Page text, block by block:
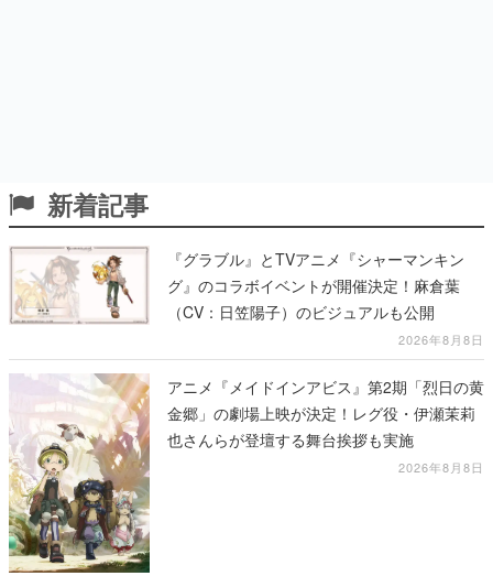
新着記事
『グラブル』とTVアニメ『シャーマンキン
グ』のコラボイベントが開催決定！麻倉葉
（CV：日笠陽子）のビジュアルも公開
2026年8月8日
アニメ『メイドインアビス』第2期「烈日の黄
金郷」の劇場上映が決定！レグ役・伊瀬茉莉
也さんらが登壇する舞台挨拶も実施
2026年8月8日